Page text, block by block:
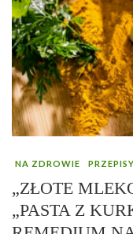
NA ZDROWIE PRZEPISY
„ZŁOTE
„PASTA Z